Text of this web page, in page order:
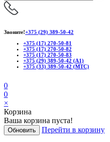
Звоните!+375 (29) 389-50-42
+375 (17) 270-50-81
+375 (17) 270-50-82
+375 (17) 270-50-83
+375 (29) 389-50-42 (А1)
+375 (33) 389-50-42 (МТС)
0
0
×
Корзина
Ваша корзина пуста!
Обновить Перейти в корзину